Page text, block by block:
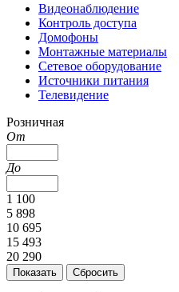
Видеонаблюдение
Контроль доступа
Домофоны
Монтажные материалы
Сетевое оборудование
Источники питания
Телевидение
Розничная
От
До
1 100
5 898
10 695
15 493
20 290